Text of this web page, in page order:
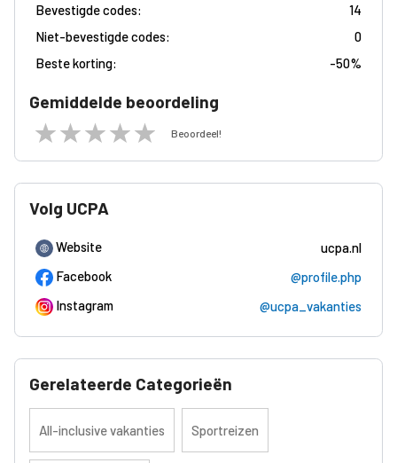
Bevestigde codes:
14
Niet-bevestigde codes:
0
Beste korting:
-50%
Gemiddelde beoordeling
Beoordeel!
Volg UCPA
Website
ucpa.nl
Facebook
@profile.php
Instagram
@ucpa_vakanties
Gerelateerde Categorieën
All-inclusive vakanties Sportreizen